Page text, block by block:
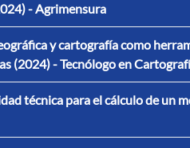
- Agrimensura
y cartografía como
(2024) - Tecnólogo en
técnica para el cálculo de un